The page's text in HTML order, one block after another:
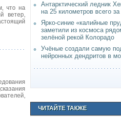
что на
ветер,
Антарктический ледник
на 25 километров всего
Ярко-синие «калийные
заметили из космоса
зелёной рекой Колорадо
Учёные создали самую
нейронных дендритов в
ЧИТАЙТЕ ТАКЖЕ